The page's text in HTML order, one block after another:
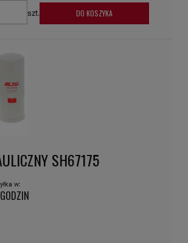
szt. DO KOSZYKA
SH67175
w: